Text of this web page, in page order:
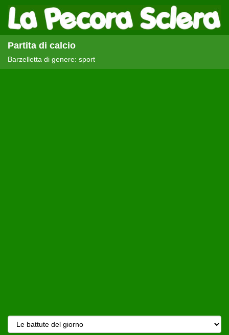
Partita di calcio
Barzelletta di genere: sport